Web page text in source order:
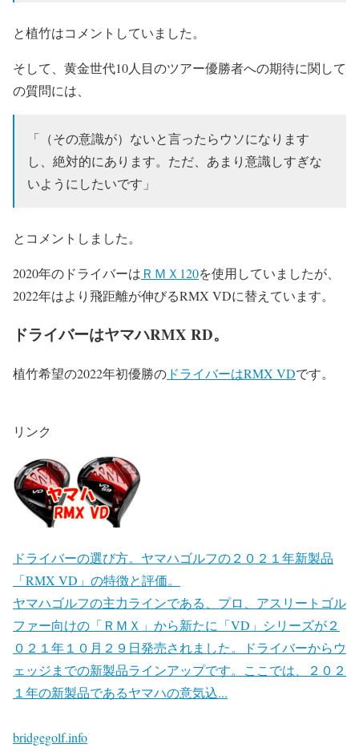
と植竹はコメントしていました。
そして、黄金世代10人目のツアー優勝者への期待に関して
の質問には、
「（その意識が）ないと言ったらウソになります
し、絶対的にあります。ただ、あまり意識しすぎな
いようにしたいです」
とコメントしました。
2020年のドライバーは ＲＭＸ120を使用していましたが、
2022年はより飛距離が伸びるRMX VDに替えています。
ドライバーはヤマハRMX RD。
植竹希望の2022年初優勝の ドライバーはRMX VDです。
リンク
ドライバーの選び方。ヤマハゴルフの２０２１年新製品
「RMX VD」の特徴と評価。
ヤマハゴルフの主力ラインである、プロ、アスリートゴル
ファー向けの「ＲＭＸ」から新たに「VD」シリーズが２
０２１年１０月２９日発売されました。ドライバーからウ
ェッジまでの新製品ラインアップです。ここでは、２０２
１年の新製品であるヤマハの意気込...
bridgegolf.info